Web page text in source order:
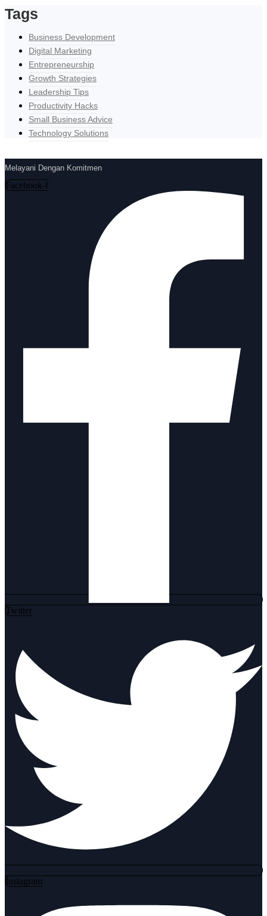
Tags
Business Development
Digital Marketing
Entrepreneurship
Growth Strategies
Leadership Tips
Productivity Hacks
Small Business Advice
Technology Solutions
Melayani Dengan Komitmen
Facebook-f
Twitter
Instagram